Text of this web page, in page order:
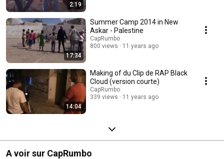
2:19
17:34
Summer Camp 2014 in New
Askar - Palestine
CapRumbo
800 views
11 years ago
14:04
Making of du Clip de RAP Black
Cloud (version courte)
CapRumbo
339 views
11 years ago
A voir sur CapRumbo